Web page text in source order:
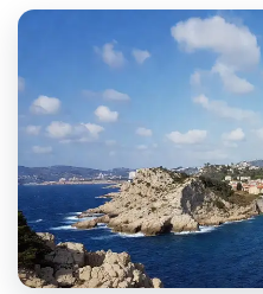
Trajet Longue Distance